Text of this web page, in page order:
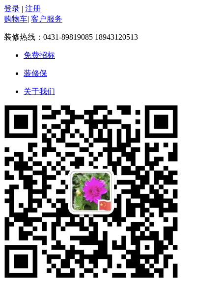
登录 | 注册
购物车| 客户服务
装修热线： 0431-89819085 18943120513
免费招标
装修保
关于我们